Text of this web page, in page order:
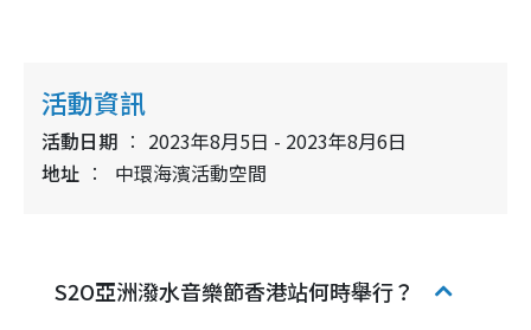
活動資訊
活動日期
2023年8月5日 - 2023年8月6日
地址
中環海濱活動空間
S2O亞洲潑水音樂節香港站何時舉行？